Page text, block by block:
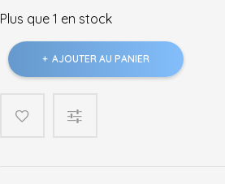
Plus que 1 en stock
quantité
de
AJOUTER AU PANIER